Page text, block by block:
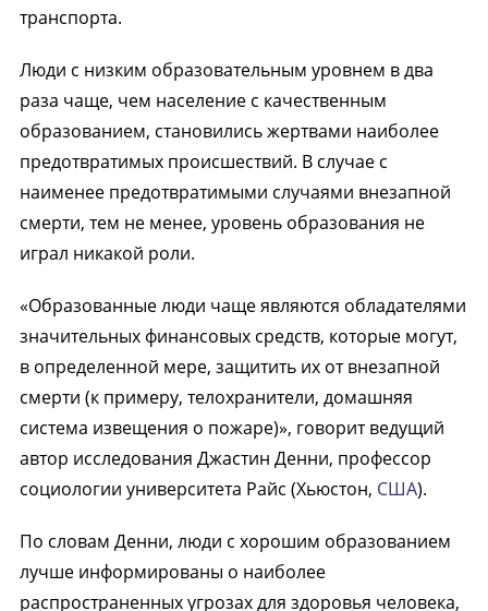
транспорта.
Люди с низким образовательным уровнем в два
раза чаще, чем население с качественным
образованием, становились жертвами наиболее
предотвратимых происшествий. В случае с
наименее предотвратимыми случаями внезапной
смерти, тем не менее, уровень образования не
играл никакой роли.
«Образованные люди чаще являются обладателями
значительных финансовых средств, которые могут,
в определенной мере, защитить их от внезапной
смерти (к примеру, телохранители, домашняя
система извещения о пожаре)», говорит ведущий
автор исследования Джастин Денни, профессор
социологии университета Райс (Хьюстон, США).
По словам Денни, люди с хорошим образованием
лучше информированы о наиболее
распространенных угрозах для здоровья человека,